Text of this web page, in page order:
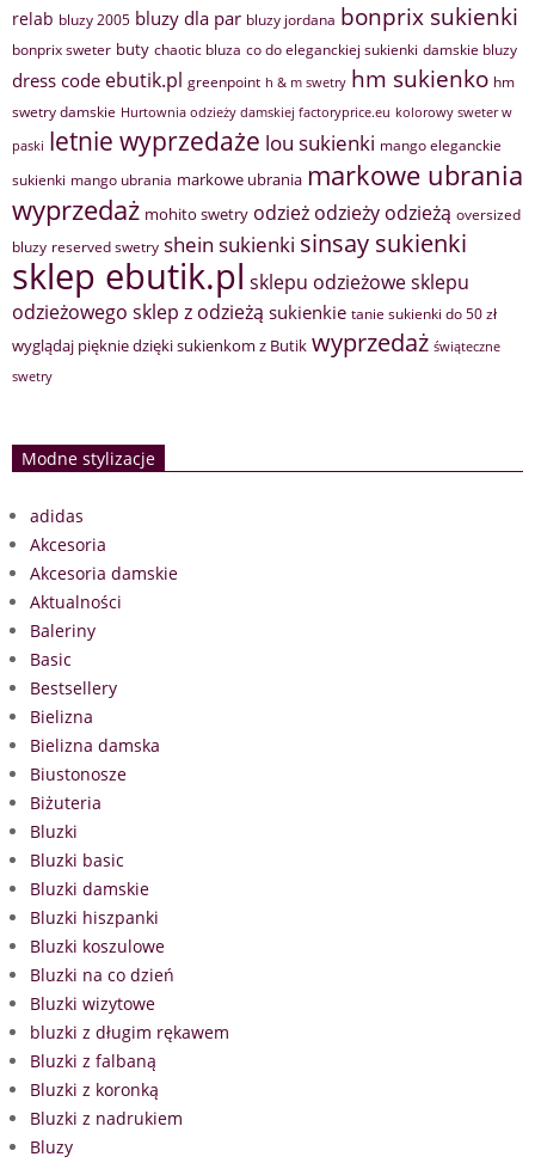
relab bluzy 2005 bluzy dla par bluzy jordana bonprix sukienki
bonprix sweter buty chaotic bluza co do eleganckiej sukienki damskie bluzy
dress code ebutik.pl greenpoint h & m swetry hm sukienko hm
swetry damskie Hurtownia odzieży damskiej factoryprice.eu kolorowy sweter w
paski letnie wyprzedaże lou sukienki mango eleganckie
sukienki mango ubrania markowe ubrania markowe ubrania
wyprzedaż mohito swetry odzież odzieży odzieżą oversized
bluzy reserved swetry shein sukienki sinsay sukienki
sklep ebutik.pl sklepu odzieżowesklepu
odzieżowego sklep z odzieżą sukienkie tanie sukienki do 50 zł
wyglądaj pięknie dzięki sukienkom z Butik wyprzedaż świąteczne
swetry
Modne stylizacje
adidas
Akcesoria
Akcesoria damskie
Aktualności
Baleriny
Basic
Bestsellery
Bielizna
Bielizna damska
Biustonosze
Biżuteria
Bluzki
Bluzki basic
Bluzki damskie
Bluzki hiszpanki
Bluzki koszulowe
Bluzki na co dzień
Bluzki wizytowe
bluzki z długim rękawem
Bluzki z falbaną
Bluzki z koronką
Bluzki z nadrukiem
Bluzy